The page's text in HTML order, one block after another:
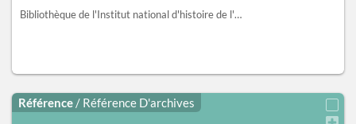
Bibliothèque de l'Institut national d'histoire de l'art, collections Jacques Doucet, Paris
Référence / Référence D'archives